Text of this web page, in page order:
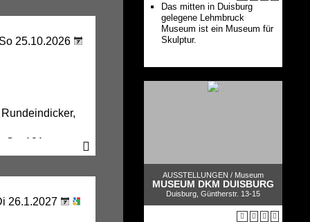
25.10.2026
Str. 181
26.1.2027
Das mitten in Duisburg
gelegene Lehmbruck
Museum ist ein Museum für
Skulptur.
AUSSTELLUNGEN / Museum
MUSEUM DKM DUISBURG
Duisburg, Güntherstr. 13-15